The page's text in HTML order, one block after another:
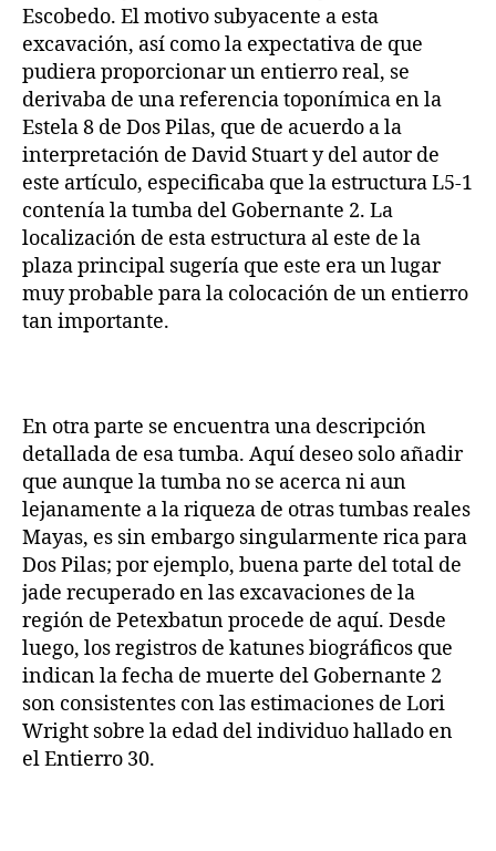
Escobedo. El motivo subyacente a esta
excavación, así como la expectativa de que
pudiera proporcionar un entierro real, se
derivaba de una referencia toponímica en la
Estela 8 de Dos Pilas, que de acuerdo a la
interpretación de David Stuart y del autor de
este artículo, especificaba que la estructura L5-1
contenía la tumba del Gobernante 2. La
localización de esta estructura al este de la
plaza principal sugería que este era un lugar
muy probable para la colocación de un entierro
tan importante.
En otra parte se encuentra una descripción
detallada de esa tumba. Aquí deseo solo añadir
que aunque la tumba no se acerca ni aun
lejanamente a la riqueza de otras tumbas reales
Mayas, es sin embargo singularmente rica para
Dos Pilas; por ejemplo, buena parte del total de
jade recuperado en las excavaciones de la
región de Petexbatun procede de aquí. Desde
luego, los registros de katunes biográficos que
indican la fecha de muerte del Gobernante 2
son consistentes con las estimaciones de Lori
Wright sobre la edad del individuo hallado en
el Entierro 30.